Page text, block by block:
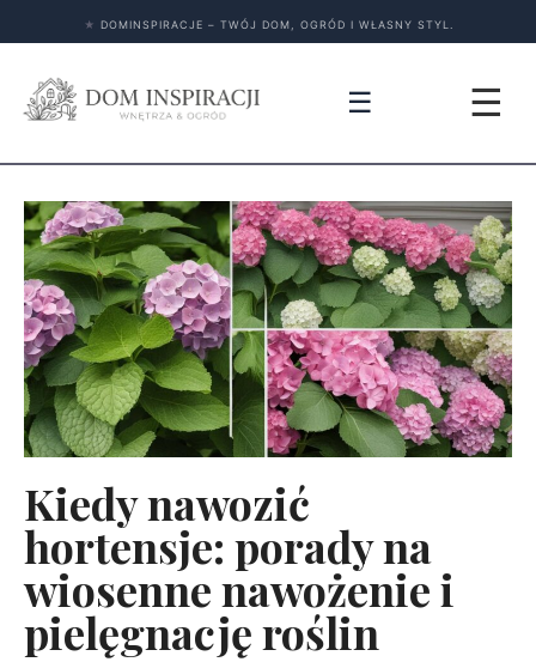
★ DOMINSPIRACJE – TWÓJ DOM, OGRÓD I WŁASNY STYL.
☰ ☰
Kiedy nawozić
hortensje: porady na
wiosenne nawożenie i
pielęgnację roślin